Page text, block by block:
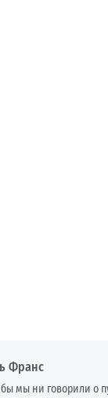
Франс
мы ни говорили о